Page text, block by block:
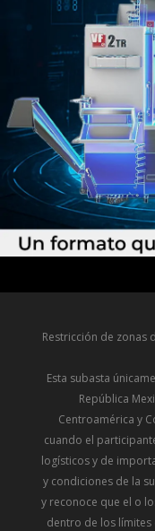
Restricción de zonas
Esta subasta
República
Centroamérica y
cuando el
logísticos y de
y condiciones de la
y reconoce que el o
dentro de los límites